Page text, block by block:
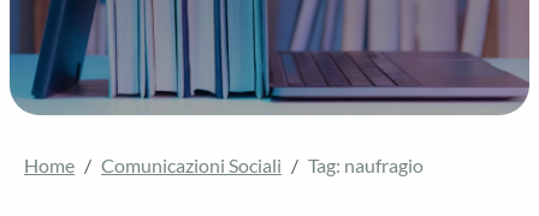
Home Comunicazioni Sociali Tag: naufragio